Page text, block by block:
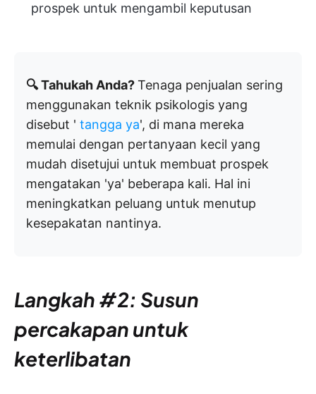
prospek untuk mengambil keputusan
🔍 Tahukah Anda?Tenaga penjualan sering
menggunakan teknik psikologis yang
disebut ' tangga ya', di mana mereka
memulai dengan pertanyaan kecil yang
mudah disetujui untuk membuat prospek
mengatakan 'ya' beberapa kali. Hal ini
meningkatkan peluang untuk menutup
kesepakatan nantinya.
Langkah #2: Susun
percakapan untuk
keterlibatan